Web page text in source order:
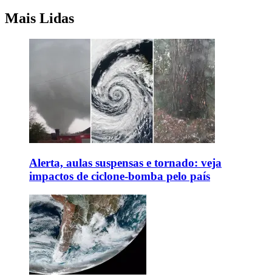
Mais Lidas
Alerta, aulas suspensas e tornado: veja
impactos de ciclone-bomba pelo país